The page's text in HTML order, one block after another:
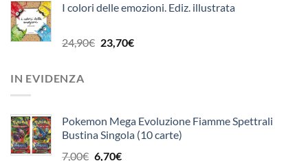
originale
13,00€.
attuale
12,40€.
I colori delle emozioni. Ediz. illustrata
24,90€ Il
23,70€Il
IN EVIDENZA
Pokemon Mega Evoluzione Fiamme Spettrali
Bustina Singola (10 carte)
7,00€ Il
6,70€Il